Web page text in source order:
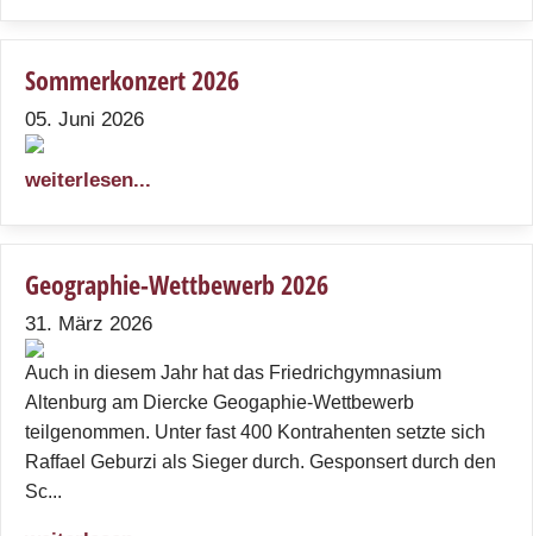
Sommerkonzert 2026
05. Juni 2026
weiterlesen...
Geographie-Wettbewerb 2026
31. März 2026
Auch in diesem Jahr hat das Friedrichgymnasium
Altenburg am Diercke Geogaphie-Wettbewerb
teilgenommen. Unter fast 400 Kontrahenten setzte sich
Raffael Geburzi als Sieger durch. Gesponsert durch den
Sc...